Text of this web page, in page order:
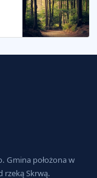
Gmina położona w
rzeką Skrwą.